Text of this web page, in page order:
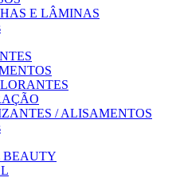
E LÂMINAS
/ ALISAMENTOS
BEAUTY